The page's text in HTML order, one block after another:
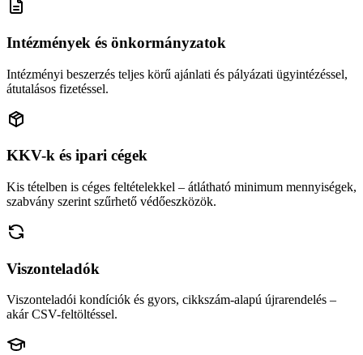
Intézmények és önkormányzatok
Intézményi beszerzés teljes körű ajánlati és pályázati ügyintézéssel,
átutalásos fizetéssel.
KKV-k és ipari cégek
Kis tételben is céges feltételekkel – átlátható minimum mennyiségek,
szabvány szerint szűrhető védőeszközök.
Viszonteladók
Viszonteladói kondíciók és gyors, cikkszám-alapú újrarendelés –
akár CSV-feltöltéssel.